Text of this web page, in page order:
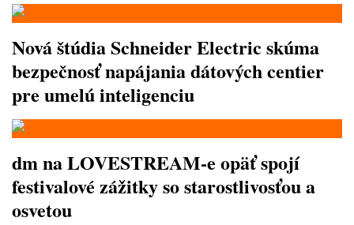
Nová štúdia Schneider Electric skúma
bezpečnosť napájania dátových centier
pre umelú inteligenciu
dm na LOVESTREAM-e opäť spojí
festivalové zážitky so starostlivosťou a
osvetou